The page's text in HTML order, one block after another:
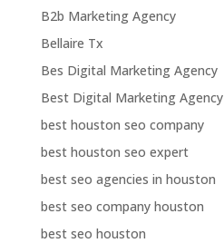
B2b Marketing Agency
Bellaire Tx
Bes Digital Marketing Agency
Best Digital Marketing Agency
best houston seo company
best houston seo expert
best seo agencies in houston
best seo company houston
best seo houston